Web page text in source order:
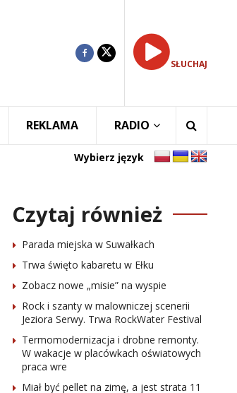
SŁUCHAJ
REKLAMA RADIO
Wybierz język
Czytaj również
Parada miejska w Suwałkach
Trwa święto kabaretu w Ełku
Zobacz nowe „misie” na wyspie
Rock i szanty w malowniczej scenerii
Jeziora Serwy. Trwa RockWater Festival
Termomodernizacja i drobne remonty.
W wakacje w placówkach oświatowych
praca wre
Miał być pellet na zimę, a jest strata 11